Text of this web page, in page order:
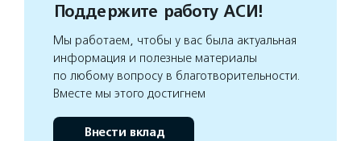
Поддержите работу АСИ!
Мы работаем, чтобы у вас была актуальная
информация и полезные материалы
по любому вопросу в благотворительности.
Вместе мы этого достигнем
Внести вклад